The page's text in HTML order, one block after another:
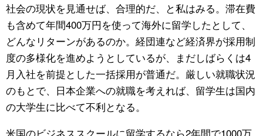
社会の現状を見通せば、合理的だ、と私はみる。滞在費
も含めて年間400万円を使って海外に留学したとして、
どんなリターンがあるのか。経団連など経済界が採用制
度の多様化を進めようとしているが、まだしばらくは4
月入社を前提とした一括採用が普通だ。厳しい就職状況
のもとで、日本企業への就職を考えれば、留学生は国内
の大学生に比べて不利となる。
米国のビジネススクールに留学するなら2年間で1000万